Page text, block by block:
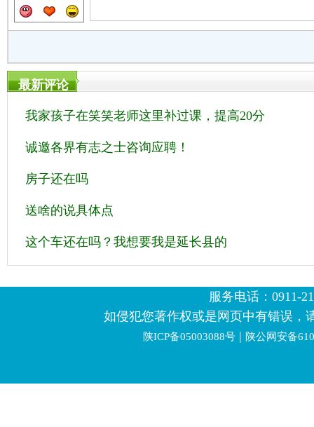
最新评论
我家孩子在笑笑老师这里补过课，提高20分
诚邀各界有志之士咨询应聘！
房子还在吗
送啥的说具体点
这个车还在吗？我想要我是延长县的
服务电话：0911-
如侵犯您著作权或是网页中有错误，
陕ICP备05003088号 | 陕公网安备